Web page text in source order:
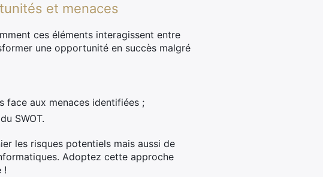
et menaces
ces éléments interagissent entre
une opportunité en succès malgré
face aux menaces identifiées ;
SWOT.
les risques potentiels mais aussi de
Adoptez cette approche
!